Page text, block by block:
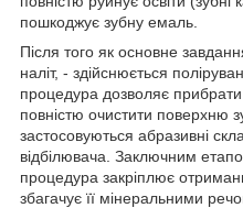
пошкоджує зубну емаль.
Після того як основне
наліт, - здійснюється
процедура дозволяє
повністю очистити поверхню
застосовуються абразивні
відбілювача. Заключним
процедура закріплює
збагачує її мінеральними